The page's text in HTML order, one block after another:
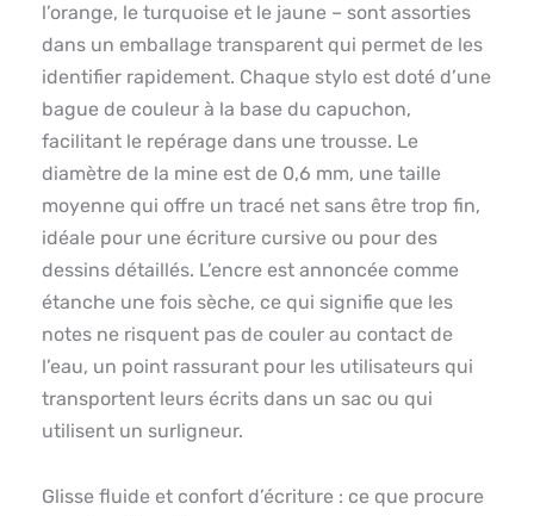
l’orange, le turquoise et le jaune – sont assorties
dans un emballage transparent qui permet de les
identifier rapidement. Chaque stylo est doté d’une
bague de couleur à la base du capuchon,
facilitant le repérage dans une trousse. Le
diamètre de la mine est de 0,6 mm, une taille
moyenne qui offre un tracé net sans être trop fin,
idéale pour une écriture cursive ou pour des
dessins détaillés. L’encre est annoncée comme
étanche une fois sèche, ce qui signifie que les
notes ne risquent pas de couler au contact de
l’eau, un point rassurant pour les utilisateurs qui
transportent leurs écrits dans un sac ou qui
utilisent un surligneur.
Glisse fluide et confort d’écriture : ce que procure